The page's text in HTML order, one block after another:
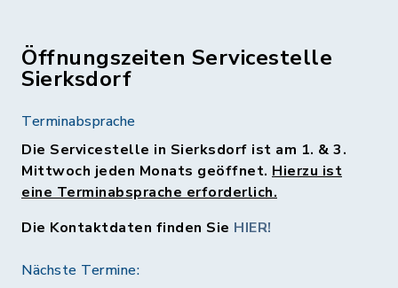
Öffnungszeiten Servicestelle
Sierksdorf
Terminabsprache
Die Servicestelle in Sierksdorf ist am 1. & 3.
Mittwoch jeden Monats geöffnet. Hierzu ist
eine Terminabsprache erforderlich.
Die Kontaktdaten finden Sie HIER!
Nächste Termine: